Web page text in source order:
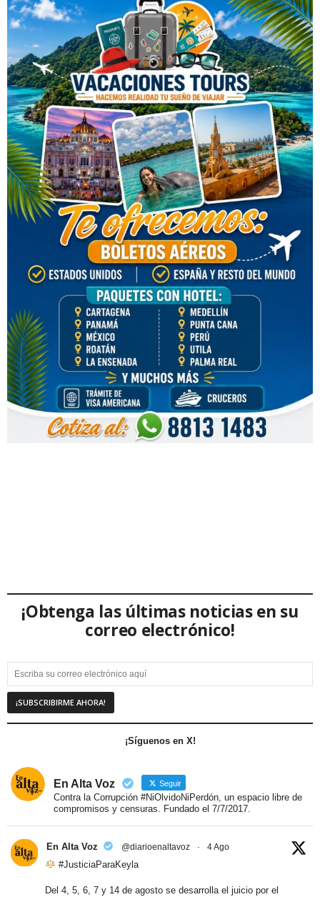
¡Obtenga las últimas noticias en su
correo electrónico!
¡Síguenos en X!
En Alta Voz Seguir
Contra la Corrupción #NiOlvidoNiPerdón, un espacio libre de
compromisos y censuras. Fundado el 7/7/2017.
En Alta Voz @diarioenaltavoz · 4 Ago
#JusticiaParaKeyla
Del 4, 5, 6, 7 y 14 de agosto se desarrolla el juicio por el